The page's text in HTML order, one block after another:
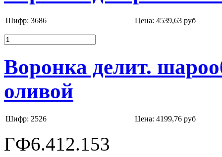
Шифр: 3686 Цена: 4539,63 руб
Воронка делит.
оливой
Шифр: 2526 Цена: 4199,76 руб
ГФ6.412.153